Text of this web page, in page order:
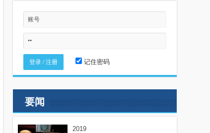
记住密码
要闻
2019